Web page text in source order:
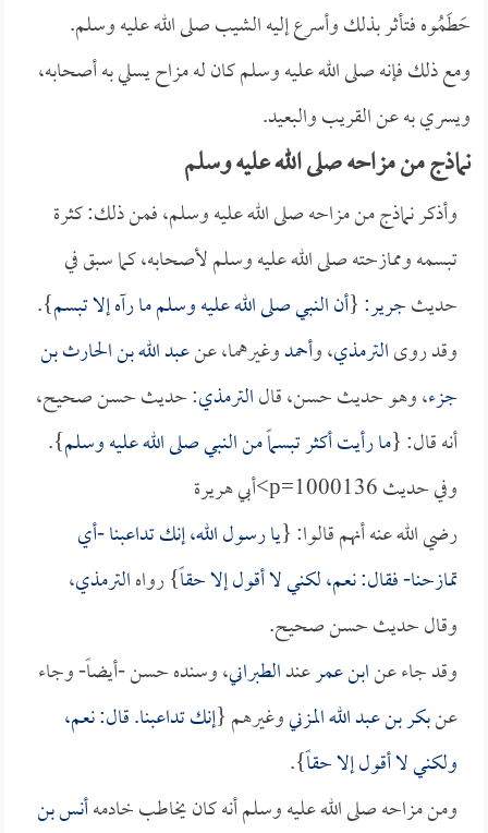
حَطَمُوه فتأثر بذلك وأسرع إليه الشيب صلى الله عليه وسلم.
ومع ذلك فإنه صلى الله عليه وسلم كان له مزاح يسلي به أصحابه،
ويسري به عن القريب والبعيد.
نماذج من مزاحه صلى الله عليه وسلم
وأذكر نماذج من مزاحه صلى الله عليه وسلم، فمن ذلك: كثرة
تبسمه وممازحته صلى الله عليه وسلم لأصحابه، كما سبق في
حديثجرير:{أن النبي صلى الله عليه وسلم ما رآه إلا تبسم}.
وقد روىالترمذي، وأحمدوغيرهما، عنعبد الله بن الحارث بن
جزء، وهو حديث حسن، قالالترمذي: حديث حسن صحيح،
أنه قال: {ما رأيت أكثر تبسماً من النبي صلى الله عليه وسلم}.
وفي حديث p=1000136>أبي هريرة
رضي الله عنه أنهم قالوا: {يا رسول الله، إنك تداعبنا -أي
تمازحنا- فقال: نعم، لكني لا أقول إلا حقاً} رواهالترمذي،
وقال حديث حسن صحيح.
وقد جاء عنابن عمرعندالطبراني، وسنده حسن -أيضاً- وجاء
عنبكر بن عبد الله المزنيوغيرهم {إنك تداعبنا. قال: نعم،
ولكني لا أقول إلا حقاً}.
ومن مزاحه صلى الله عليه وسلم أنه كان يخاطب خادمهأنس بن